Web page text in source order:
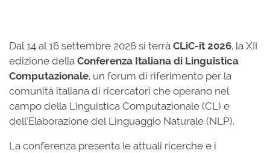
Dal 14 al 16 settembre 2026 si terrà CLiC-it 2026, la XII
edizione della Conferenza Italiana di Linguistica
Computazionale, un forum di riferimento per la
comunità italiana di ricercatori che operano nel
campo della Linguistica Computazionale (CL) e
dell’Elaborazione del Linguaggio Naturale (NLP).
La conferenza presenta le attuali ricerche e i